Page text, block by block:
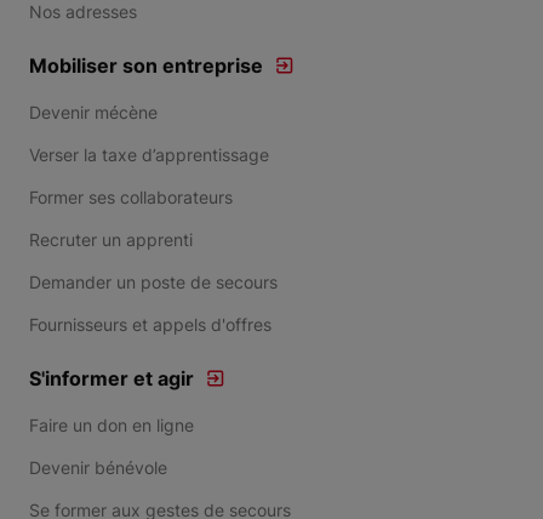
Nos adresses
Mobiliser son entreprise
Devenir mécène
Verser la taxe d’apprentissage
Former ses collaborateurs
Recruter un apprenti
Demander un poste de secours
Fournisseurs et appels d'offres
S'informer et agir
Faire un don en ligne
Devenir bénévole
Se former aux gestes de secours